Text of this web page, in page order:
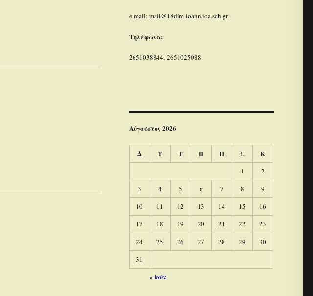
e-mail: mail@18dim-ioann.ioa.sch.gr
Τηλέφωνα:
2651038844, 2651025088
Αύγουστος 2026
Δ Τ Τ Π Π Σ Κ
1
2
3
4 5 6 7 8
9
10
11 12 13 14 15
16
17
18 19 20 21 22
23
24
25 26 27 28 29
30
31
« Ιούν